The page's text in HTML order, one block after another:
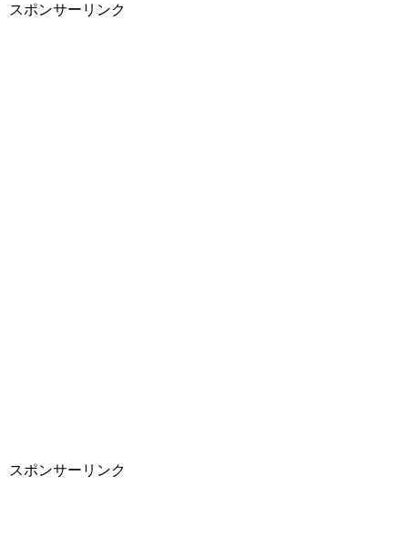
スポンサーリンク
スポンサーリンク